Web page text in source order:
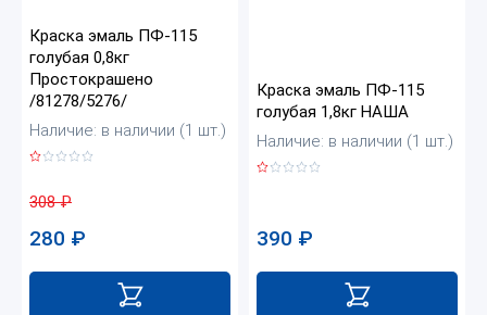
Краска эмаль ПФ-115
голубая 0,8кг
Простокрашено
/81278/5276/
Наличие: в наличии (1 шт.)
308₽
280 ₽
Краска эмаль ПФ-115
голубая 1,8кг НАША
Наличие: в наличии (1 шт.)
390 ₽